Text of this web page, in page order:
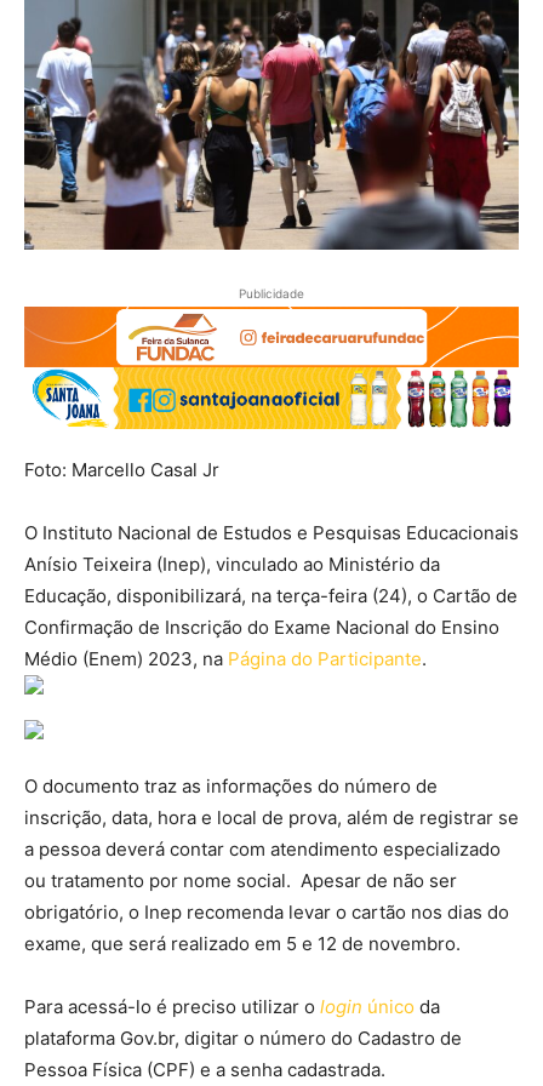
Publicidade
Foto: Marcello Casal Jr
O Instituto Nacional de Estudos e Pesquisas Educacionais
Anísio Teixeira (Inep), vinculado ao Ministério da
Educação, disponibilizará, na terça-feira (24), o Cartão de
Confirmação de Inscrição do Exame Nacional do Ensino
Médio (Enem) 2023, na Página do Participante.
O documento traz as informações do número de
inscrição, data, hora e local de prova, além de registrar se
a pessoa deverá contar com atendimento especializado
ou tratamento por nome social. Apesar de não ser
obrigatório, o Inep recomenda levar o cartão nos dias do
exame, que será realizado em 5 e 12 de novembro.
Para acessá-lo é preciso utilizar o login único da
plataforma Gov.br, digitar o número do Cadastro de
Pessoa Física (CPF) e a senha cadastrada.